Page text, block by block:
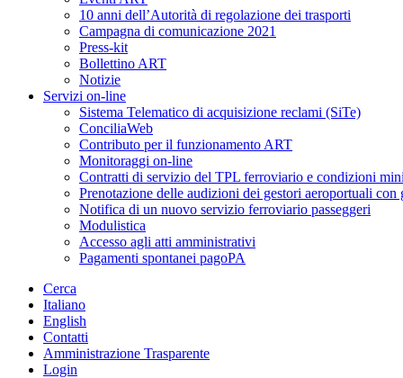
10 anni dell’Autorità di regolazione dei trasporti
Campagna di comunicazione 2021
Press-kit
Bollettino ART
Notizie
Servizi on-line
Sistema Telematico di acquisizione reclami (SiTe)
ConciliaWeb
Contributo per il funzionamento ART
Monitoraggi on-line
Contratti di servizio del TPL ferroviario e condizioni
Prenotazione delle audizioni dei gestori aeroportuali con
Notifica di un nuovo servizio ferroviario passeggeri
Modulistica
Accesso agli atti amministrativi
Pagamenti spontanei pagoPA
Cerca
Italiano
English
Contatti
Amministrazione Trasparente
Login